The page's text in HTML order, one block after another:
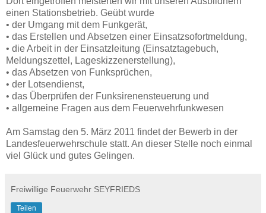
einen Stationsbetrieb. Geübt wurde
• der Umgang mit dem Funkgerät,
• das Erstellen und Absetzen einer Einsatzsofortmeldung,
• die Arbeit in der Einsatzleitung (Einsatztagebuch,
Meldungszettel, Lageskizzenerstellung),
• das Absetzen von Funksprüchen,
• der Lotsendienst,
• das Überprüfen der Funksirenensteuerung und
• allgemeine Fragen aus dem Feuerwehrfunkwesen
Am Samstag den 5. März 2011 findet der Bewerb in der
Landesfeuerwehrschule statt. An dieser Stelle noch einmal
viel Glück und gutes Gelingen.
Freiwillige Feuerwehr SEYFRIEDS
Teilen